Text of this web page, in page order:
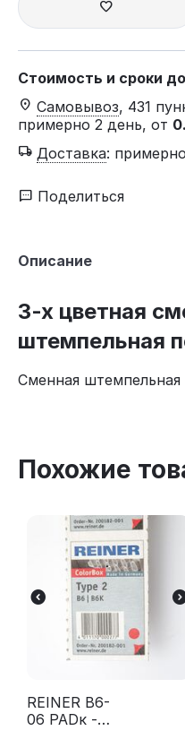
Стоимость и сроки
Самовывоз, 431
примерно 2 день, от
Доставка:
Поделиться
Описание
3-х цветная
штемпельная
Сменная
Похожие
REINER B6-
06 PADк -